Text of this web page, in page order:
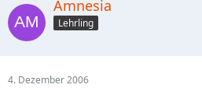
Amnesia
Lehrling
4. Dezember 2006